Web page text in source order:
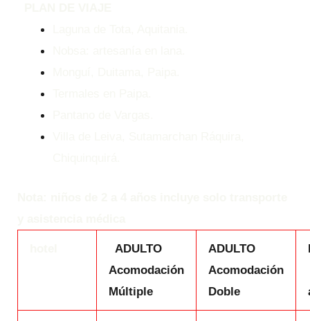
ADULTO
Acomodación
Múltiple
ADULTO
Acomodación
Doble